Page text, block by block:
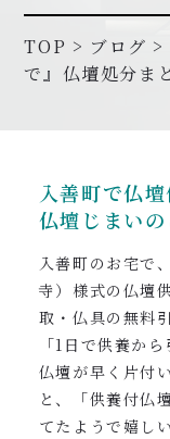
協力店募集につ
受付
TOP > ブログ >
で』仏壇処分ま
入善町で仏
仏壇じまいの
入善町のお宅で
寺）様式の仏壇
取・仏具の無料
「1日で供養か
仏壇が早く片付
と、「供養付仏
てたようで嬉し